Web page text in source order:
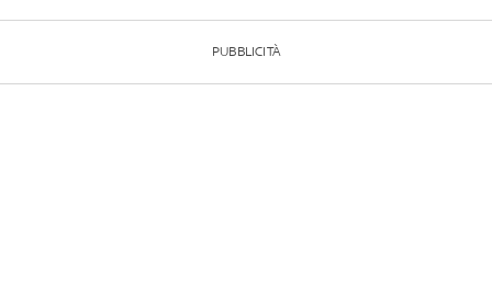
PUBBLICITÀ